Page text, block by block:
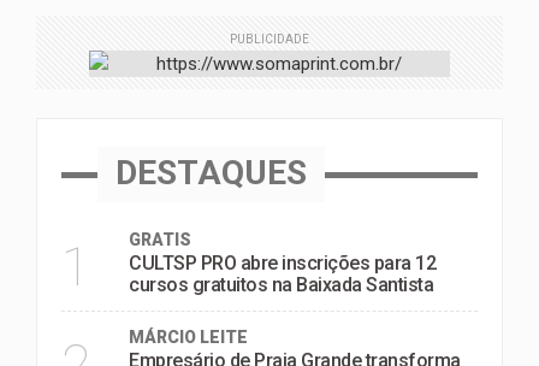
PUBLICIDADE
DESTAQUES
1 GRATIS
CULTSP PRO abre inscrições para 12
cursos gratuitos na Baixada Santista
MÁRCIO LEITE
Empresário de Praia Grande transforma